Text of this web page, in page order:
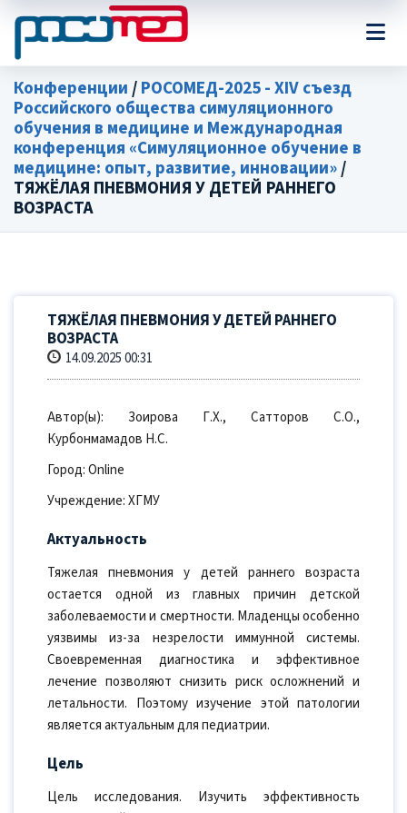
Конференции/РОСОМЕД-2025 - XIV съезд
Российского общества симуляционного
обучения в медицине и Международная
конференция «Симуляционное обучение в
медицине: опыт, развитие, инновации»/
ТЯЖЁЛАЯ ПНЕВМОНИЯ У ДЕТЕЙ РАННЕГО
ВОЗРАСТА
ТЯЖЁЛАЯ ПНЕВМОНИЯ У ДЕТЕЙ РАННЕГО
ВОЗРАСТА
14.09.2025 00:31
Автор(ы): Зоирова Г.Х., Сатторов С.О.,
Курбонмамадов Н.С.
Город: Online
Учреждение: ХГМУ
Актуальность
Тяжелая пневмония у детей раннего возраста
остается одной из главных причин детской
заболеваемости и смертности. Младенцы особенно
уязвимы из-за незрелости иммунной системы.
Своевременная диагностика и эффективное
лечение позволяют снизить риск осложнений и
летальности. Поэтому изучение этой патологии
является актуальным для педиатрии.
Цель
Цель исследования. Изучить эффективность